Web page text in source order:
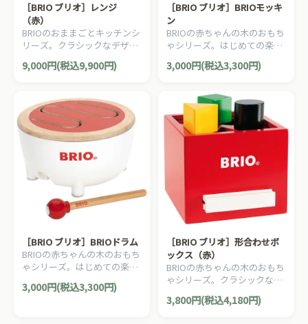
［BRIO ブリオ］レンジ
（赤）
BRIOのおままごとキッチンシ
リーズ。クラシックなデザイ
ンが素敵な木製キッチンで
す。
9,000円(税込9,900円)
［BRIO ブリオ］BRIOモッキ
ン
BRIOの赤ちゃんの木のおもち
ゃシリーズ。はじめての楽器
にオススメの子ども用木琴で
す。
3,000円(税込3,300円)
［BRIO ブリオ］BRIOドラム
BRIOの赤ちゃんの木のおもち
ゃシリーズ。はじめての楽器
にオススメのキッズドラムで
す。
3,000円(税込3,300円)
［BRIO ブリオ］形合わせボ
ックス（赤）
BRIOの赤ちゃんの木のおもち
ゃシリーズ。クラシックなデ
ザインの木製形合わせボック
ス（形はめ）です。
3,800円(税込4,180円)